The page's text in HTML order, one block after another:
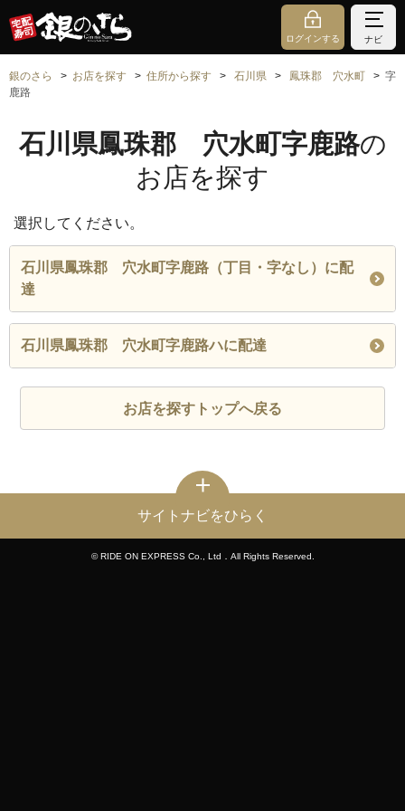
ログインする ナビ
銀のさら お店を探す 住所から探す 石川県 鳳珠郡 穴水町
字
鹿路
石川県鳳珠郡 穴水町字鹿路の
お店を探す
選択してください。
石川県鳳珠郡 穴水町字鹿路（丁目・字なし）に配
達
石川県鳳珠郡 穴水町字鹿路ハに配達
お店を探すトップへ戻る
サイトナビをひらく
© RIDE ON EXPRESS Co., Ltd．All Rights Reserved.